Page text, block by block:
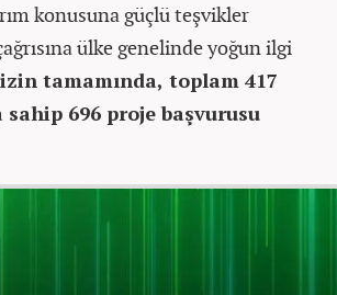
konusuna güçlü teşvikler
ülke genelinde yoğun ilgi
tamamında, toplam 417
696 proje başvurusu